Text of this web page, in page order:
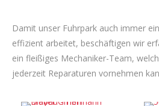
Damit unser Fuhrpark auch immer
effizient arbeitet, beschäftigen wir
ein fleißiges Mechaniker-Team,
jederzeit Reparaturen vornehmen